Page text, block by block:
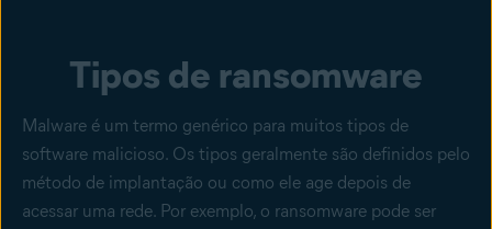
Tipos de ransomware
Malware é um termo genérico para muitos tipos de
software malicioso. Os tipos geralmente são definidos pelo
método de implantação ou como ele age depois de
acessar uma rede. Por exemplo, o ransomware pode ser